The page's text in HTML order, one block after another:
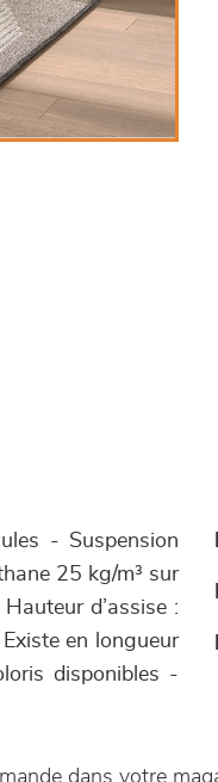
- Suspension
25 kg/m³ sur
d’assise :
en longueur
disponibles -
dans votre